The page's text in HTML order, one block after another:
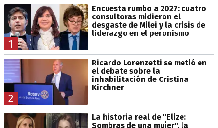
1
Encuesta rumbo a 2027: cuatro
consultoras midieron el
desgaste de Milei y la crisis de
liderazgo en el peronismo
2
Ricardo Lorenzetti se metió en
el debate sobre la
inhabilitación de Cristina
Kirchner
La historia real de "Elize:
Sombras de una mujer", la